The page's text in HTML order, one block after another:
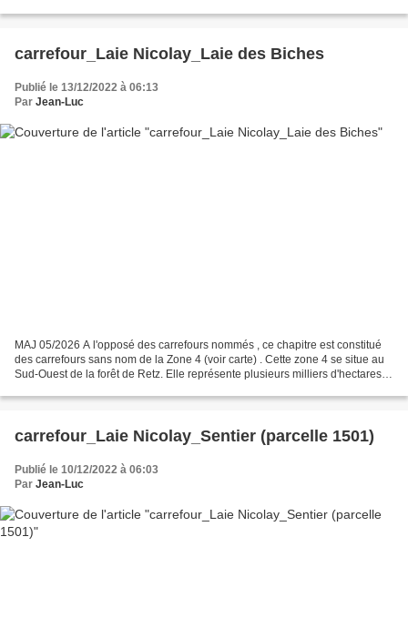
carrefour_Laie Nicolay_Laie des Biches
Publié le 13/12/2022 à 06:13
Par Jean-Luc
MAJ 05/2026 A l'opposé des carrefours nommés , ce chapitre est constitué
des carrefours sans nom de la Zone 4 (voir carte) . Cette zone 4 se situe au
Sud-Ouest de la forêt de Retz. Elle représente plusieurs milliers d'hectares
carrefour_Laie Nicolay_Sentier (parcelle 1501)
Publié le 10/12/2022 à 06:03
Par Jean-Luc